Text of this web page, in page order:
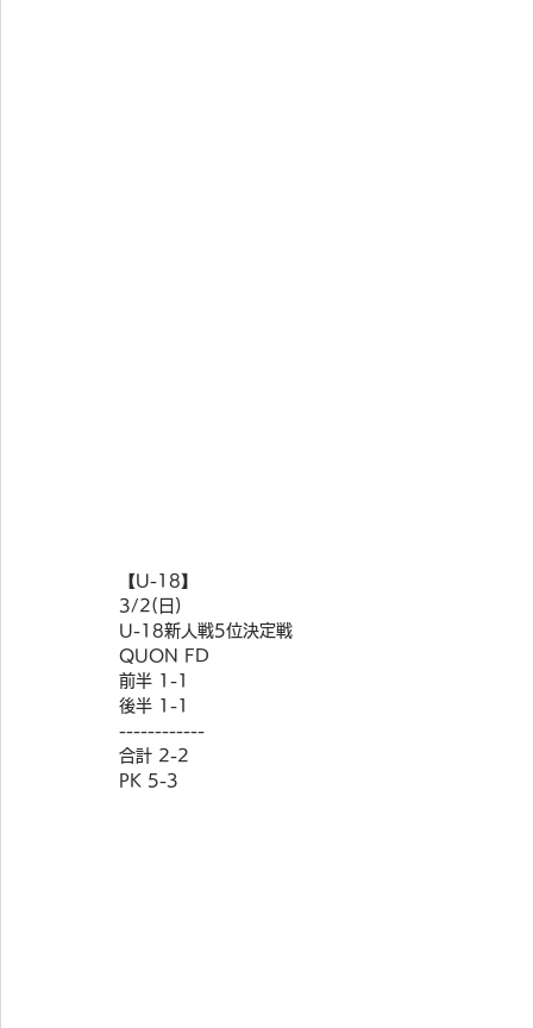
【U-18】
3/2(日)
U-18新人戦5位決定戦
QUON FD
前半 1-1
後半 1-1
------------
合計 2-2
PK 5-3